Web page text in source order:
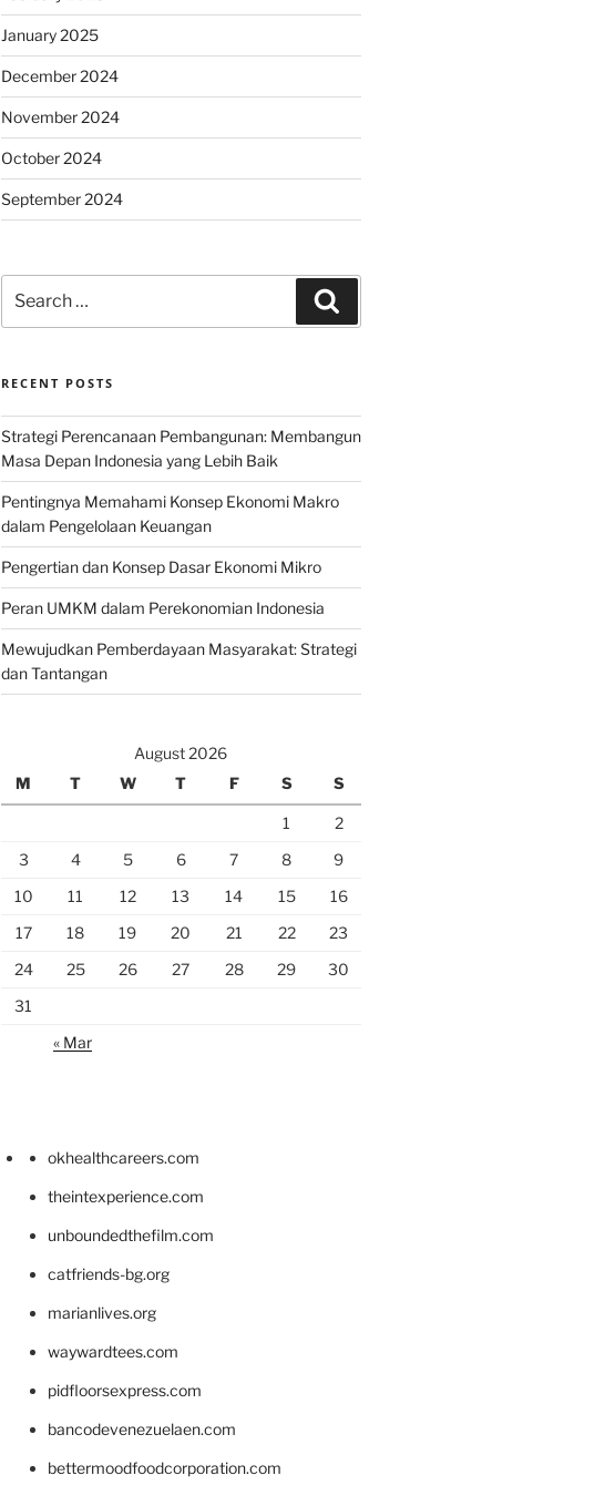
January 2025
December 2024
November 2024
October 2024
September 2024
for:
RECENT POSTS
Strategi Perencanaan Pembangunan: Membangun
Masa Depan Indonesia yang Lebih Baik
Pentingnya Memahami Konsep Ekonomi Makro
dalam Pengelolaan Keuangan
Pengertian dan Konsep Dasar Ekonomi Mikro
Peran UMKM dalam Perekonomian Indonesia
Mewujudkan Pemberdayaan Masyarakat: Strategi
dan Tantangan
August 2026
M
T W T F S S
1
2
3
4 5 6 7 8
9
10
11 12 13 14 15
16
17
18 19 20 21 22
23
24
25 26 27 28 29
30
31
« Mar
okhealthcareers.com
theintexperience.com
unboundedthefilm.com
catfriends-bg.org
marianlives.org
waywardtees.com
pidfloorsexpress.com
bancodevenezuelaen.com
bettermoodfoodcorporation.com